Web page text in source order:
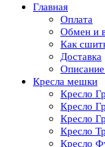
Главная
Оплата
Обмен и
Как
Доставка
Кресла мешки
Кресло
Кресло
Кресло
Кресло
Кресло